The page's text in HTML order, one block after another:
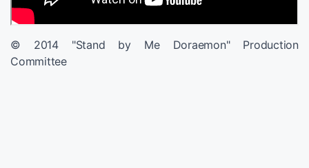
© 2014 "Stand by Me Doraemon" Production
Committee